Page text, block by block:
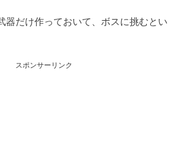
器だけ作っておいて、ボスに挑むとい
スポンサーリンク